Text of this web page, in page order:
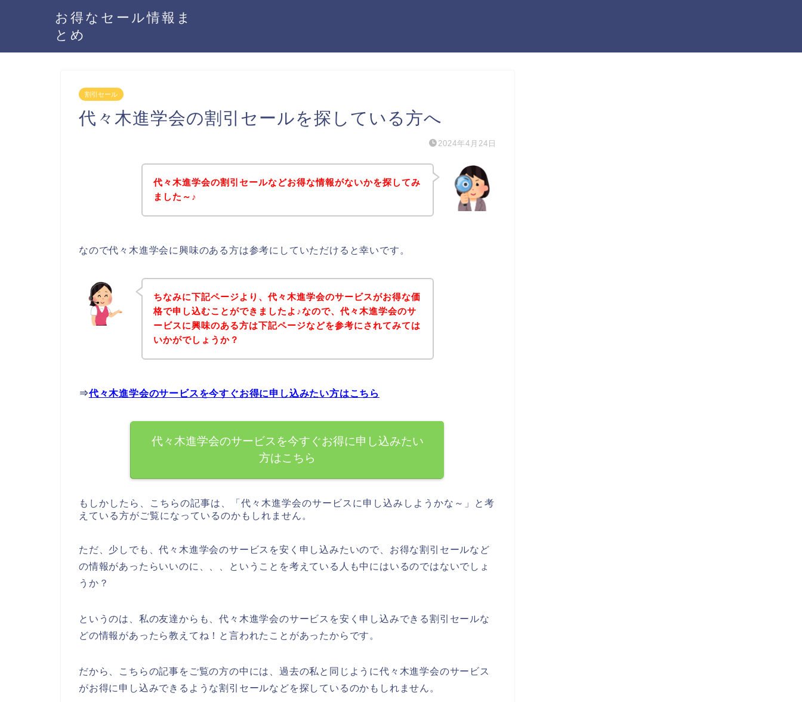
お得なセール情報ま
とめ
割引セール
代々木進学会の割引セールを探している方へ
2024年4月24日
代々木進学会の割引セールなどお得な情報がないかを探してみ
ました～♪
なので代々木進学会に興味のある方は参考にしていただけると幸いです。
ちなみに下記ページより、代々木進学会のサービスがお得な価
格で申し込むことができましたよ♪なので、代々木進学会のサ
ービスに興味のある方は下記ページなどを参考にされてみては
いかがでしょうか？
⇒代々木進学会のサービスを今すぐお得に申し込みたい方はこちら
代々木進学会のサービスを今すぐお得に申し込みたい
方はこちら
もしかしたら、こちらの記事は、「代々木進学会のサービスに申し込みしようかな～」と考
えている方がご覧になっているのかもしれません。
ただ、少しでも、代々木進学会のサービスを安く申し込みたいので、お得な割引セールなど
の情報があったらいいのに、、、ということを考えている人も中にはいるのではないでしょ
うか？
というのは、私の友達からも、代々木進学会のサービスを安く申し込みできる割引セールな
どの情報があったら教えてね！と言われたことがあったからです。
だから、こちらの記事をご覧の方の中には、過去の私と同じように代々木進学会のサービス
がお得に申し込みできるような割引セールなどを探しているのかもしれません。